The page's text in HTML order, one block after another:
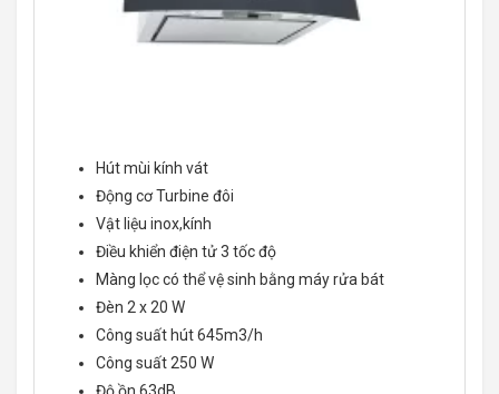
Hút mùi kính vát
Động cơ Turbine đôi
Vật liệu inox,kính
Điều khiển điện tử 3 tốc độ
Màng lọc có thể vệ sinh bằng máy rửa bát
Đèn 2 x 20 W
Công suất hút 645m3/h
Công suất 250 W